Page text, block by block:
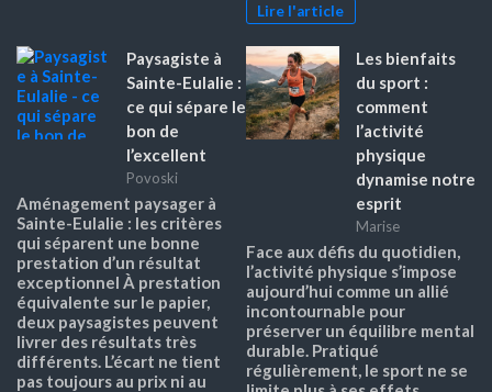
Lire l'article
Paysagiste à
Sainte-Eulalie :
ce qui sépare le
bon de
l’excellent
Povoski
Aménagement paysager à
Sainte-Eulalie : les critères
qui séparent une bonne
prestation d’un résultat
exceptionnel À prestation
équivalente sur le papier,
deux paysagistes peuvent
livrer des résultats très
différents. L’écart ne tient
pas toujours au prix ni au
Les bienfaits
du sport :
comment
l’activité
physique
dynamise notre
esprit
Marise
Face aux défis du quotidien,
l’activité physique s’impose
aujourd’hui comme un allié
incontournable pour
préserver un équilibre mental
durable. Pratiqué
régulièrement, le sport ne se